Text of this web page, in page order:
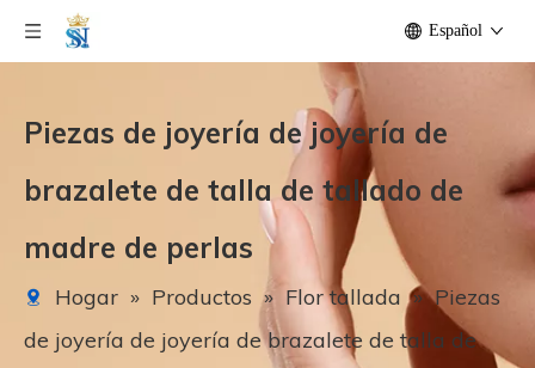
Español
Piezas de joyería de joyería de
brazalete de talla de tallado de
madre de perlas
Hogar » Productos » Flor tallada » Piezas
de joyería de joyería de brazalete de talla de